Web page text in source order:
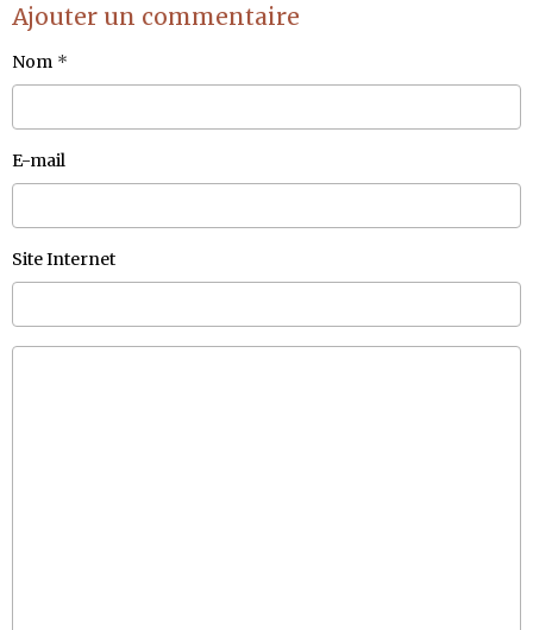
Ajouter un commentaire
Nom
E-mail
Site Internet